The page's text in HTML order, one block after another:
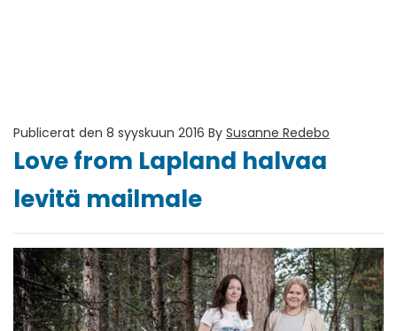
Publicerat den 8 syyskuun 2016 By Susanne Redebo
Love from Lapland halvaa
levitä mailmale